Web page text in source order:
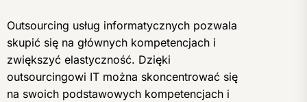
Outsourcing usług informatycznych pozwala
skupić się na głównych kompetencjach i
zwiększyć elastyczność. Dzięki
outsourcingowi IT można skoncentrować się
na swoich podstawowych kompetencjach i